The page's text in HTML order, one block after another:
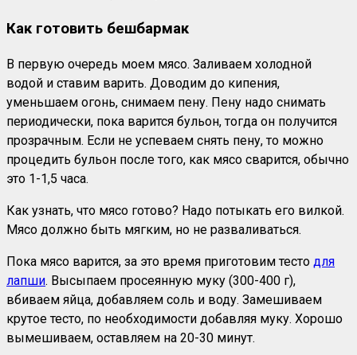
Как готовить бешбармак
В первую очередь моем мясо. Заливаем холодной
водой и ставим варить. Доводим до кипения,
уменьшаем огонь, снимаем пену. Пену надо снимать
периодически, пока варится бульон, тогда он получится
прозрачным. Если не успеваем снять пену, то можно
процедить бульон после того, как мясо сварится, обычно
это 1-1,5 часа.
Как узнать, что мясо готово? Надо потыкать его вилкой.
Мясо должно быть мягким, но не разваливаться.
Пока мясо варится, за это время приготовим тесто для
лапши. Высыпаем просеянную муку (300-400 г),
вбиваем яйца, добавляем соль и воду. Замешиваем
крутое тесто, по необходимости добавляя муку. Хорошо
вымешиваем, оставляем на 20-30 минут.